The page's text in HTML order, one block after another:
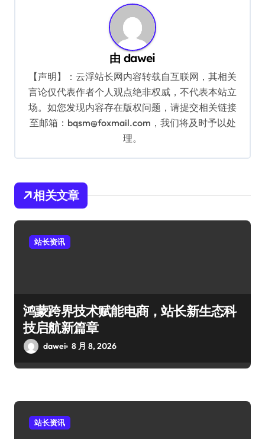
由dawei
【声明】：云浮站长网内容转载自互联网，其相关
言论仅代表作者个人观点绝非权威，不代表本站立
场。如您发现内容存在版权问题，请提交相关链接
至邮箱：bqsm@foxmail.com，我们将及时予以处
理。
相关文章
站长资讯
鸿蒙跨界技术赋能电商，站长新生态科
技启航新篇章
dawei 8 月 8, 2026
站长资讯